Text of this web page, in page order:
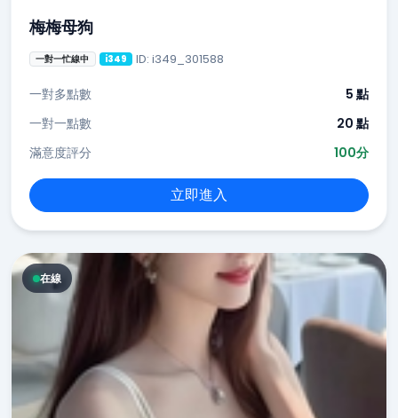
梅梅母狗
一對一忙線中 i349 ID: i349_301588
一對多點數
5 點
一對一點數
20 點
滿意度評分
100分
立即進入
在線